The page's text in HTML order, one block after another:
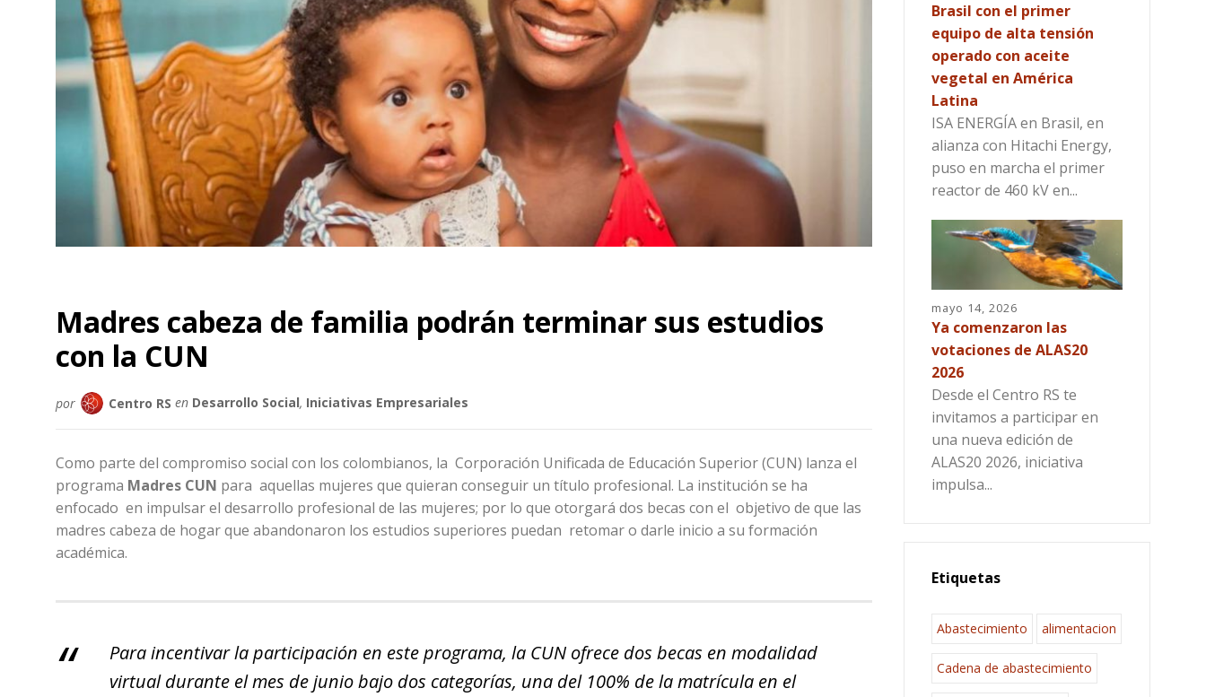
Madres cabeza de familia podrán terminar sus estudios
con la CUN
por Centro RS en Desarrollo Social, Iniciativas Empresariales
Como parte del compromiso social con los colombianos, la Corporación Unificada de Educación Superior (CUN) lanza el
programa Madres CUN para aquellas mujeres que quieran conseguir un título profesional. La institución se ha
enfocado en impulsar el desarrollo profesional de las mujeres; por lo que otorgará dos becas con el objetivo de que las
madres cabeza de hogar que abandonaron los estudios superiores puedan retomar o darle inicio a su formación
académica.
Para incentivar la participación en este programa, la CUN ofrece dos becas en modalidad
virtual durante el mes de junio bajo dos categorías, una del 100% de la matrícula en el
Brasil con el primer
equipo de alta tensión
operado con aceite
vegetal en América
Latina
ISA ENERGÍA en Brasil, en
alianza con Hitachi Energy,
puso en marcha el primer
reactor de 460 kV en...
mayo 14, 2026
Ya comenzaron las
votaciones de ALAS20
2026
Desde el Centro RS te
invitamos a participar en
una nueva edición de
ALAS20 2026, iniciativa
impulsa...
Etiquetas
Abastecimiento alimentacion
Cadena de abastecimiento